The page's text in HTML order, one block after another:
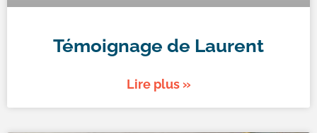
Témoignage de Laurent
Lire plus »